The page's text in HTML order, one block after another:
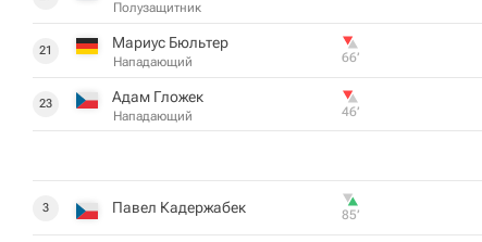
Полузащитник
21 Мариус Бюльтер
Нападающий 66‎’‎
23 Адам Гложек
Нападающий 46‎’‎
3 Павел Кадержабек 85‎’‎